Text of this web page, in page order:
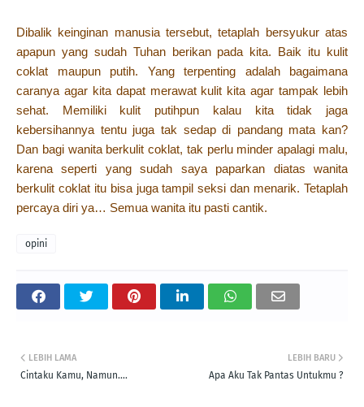
Dibalik keinginan manusia tersebut, tetaplah bersyukur atas
apapun yang sudah Tuhan berikan pada kita. Baik itu kulit
coklat maupun putih. Yang terpenting adalah bagaimana
caranya agar kita dapat merawat kulit kita agar tampak lebih
sehat. Memiliki kulit putihpun kalau kita tidak jaga
kebersihannya tentu juga tak sedap di pandang mata kan?
Dan bagi wanita berkulit coklat, tak perlu minder apalagi malu,
karena seperti yang sudah saya paparkan diatas wanita
berkulit coklat itu bisa juga tampil seksi dan menarik. Tetaplah
percaya diri ya… Semua wanita itu pasti cantik.
opini
LEBIH BARU
Apa Aku Tak Pantas Untukmu ?
LEBIH LAMA
Cintaku Kamu, Namun....